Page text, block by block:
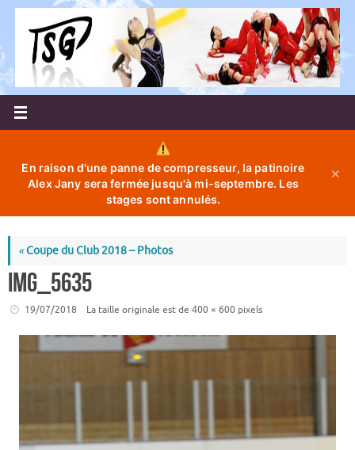
Passer
contenu
En raison d'une panne de compresseur, la patinoire
Alex Jany sera fermée jusqu'à mi-septembre. Les
stages sont annulés.
✕
«Coupe du Club 2018 – Photos
IMG_5635
19/07/2018 La taille originale est de 400 × 600 pixels